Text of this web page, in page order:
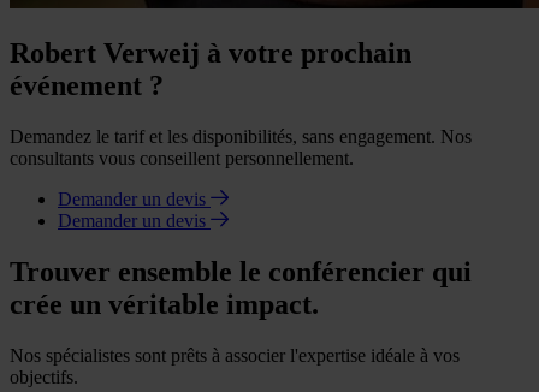
Robert Verweij à votre prochain
événement ?
Demandez le tarif et les disponibilités, sans engagement. Nos
consultants vous conseillent personnellement.
Demander un devis
Demander un devis
Trouver ensemble le conférencier qui
crée un véritable impact.
Nos spécialistes sont prêts à associer l'expertise idéale à vos
objectifs.